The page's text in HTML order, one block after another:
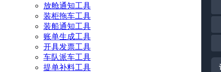
放舱通知工具
装柜拖车工具
装船通知工具
账单生成工具
开具发票工具
车队派车工具
提单补料工具